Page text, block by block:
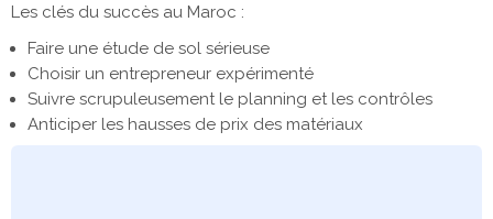
Les clés du succès au Maroc :
Faire une étude de sol sérieuse
Choisir un entrepreneur expérimenté
Suivre scrupuleusement le planning et les contrôles
Anticiper les hausses de prix des matériaux